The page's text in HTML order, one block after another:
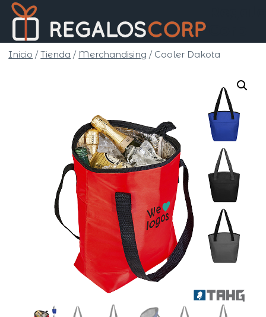
Saltar
contenido
Inicio / Tienda / Merchandising / Cooler Dakota